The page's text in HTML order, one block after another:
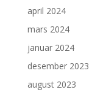
april 2024
mars 2024
januar 2024
desember 2023
august 2023